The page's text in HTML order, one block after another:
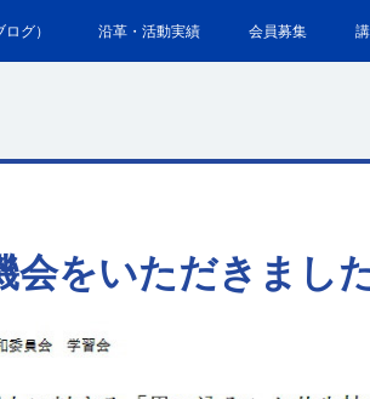
グ） 沿革・活動実績 会員募集
会をいただきまし